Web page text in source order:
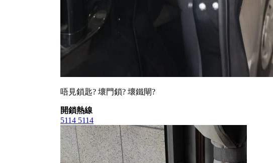
唔見鎖匙? 壞門鎖? 壞鐵閘?
開鎖熱線
5114 5114